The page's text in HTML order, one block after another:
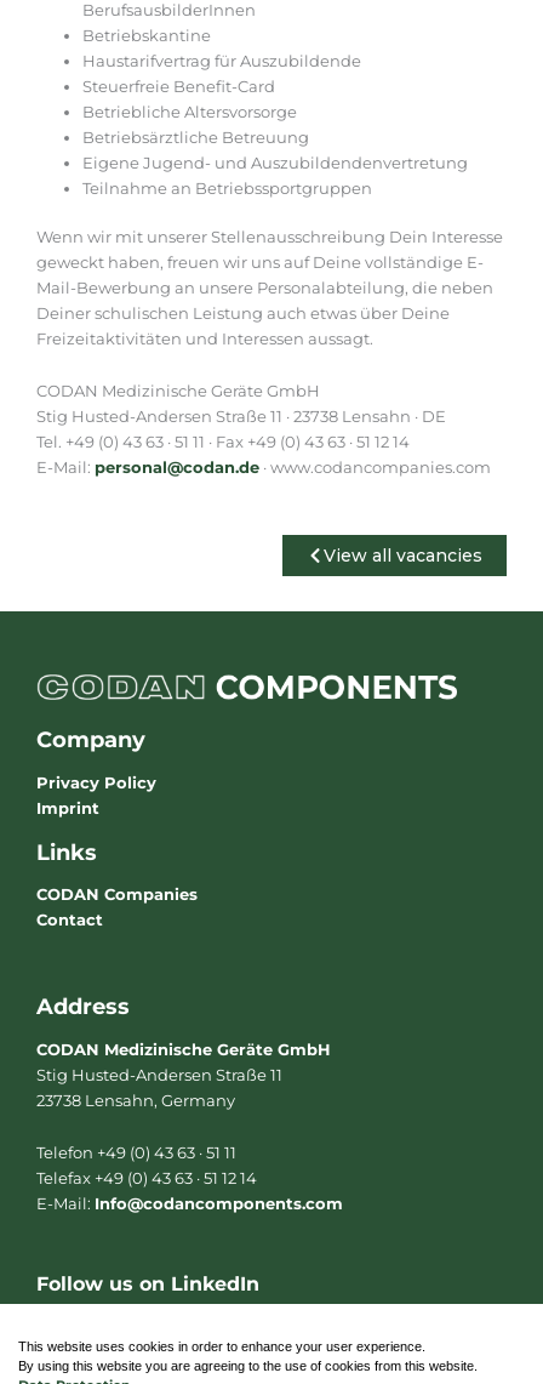
This website uses cookies in order to enhance your user experience.
By using this website you are agreeing to the use of cookies from this website.
BerufsausbilderInnen
Betriebskantine
Haustarifvertrag für Auszubildende
Steuerfreie Benefit-Card
Betriebliche Altersvorsorge
Betriebsärztliche Betreuung
Eigene Jugend- und Auszubildendenvertretung
Teilnahme an Betriebssportgruppen
Wenn wir mit unserer Stellenausschreibung Dein Interesse
geweckt haben, freuen wir uns auf Deine vollständige E-
Mail-Bewerbung an unsere Personalabteilung, die neben
Deiner schulischen Leistung auch etwas über Deine
Freizeitaktivitäten und Interessen aussagt.
CODAN Medizinische Geräte GmbH
Stig Husted-Andersen Straße 11 · 23738 Lensahn · DE
Tel. +49 (0) 43 63 · 51 11 · Fax +49 (0) 43 63 · 51 12 14
E-Mail: personal@codan.de · www.codancompanies.com
View all vacancies
Company
Privacy Policy
Imprint
Links
CODAN Companies
Contact
Address
CODAN Medizinische Geräte GmbH
Stig Husted-Andersen Straße 11
23738 Lensahn, Germany
Telefon +49 (0) 43 63 · 51 11
Telefax +49 (0) 43 63 · 51 12 14
E-Mail: Info@codancomponents.com
Follow us on LinkedIn
L
n
k